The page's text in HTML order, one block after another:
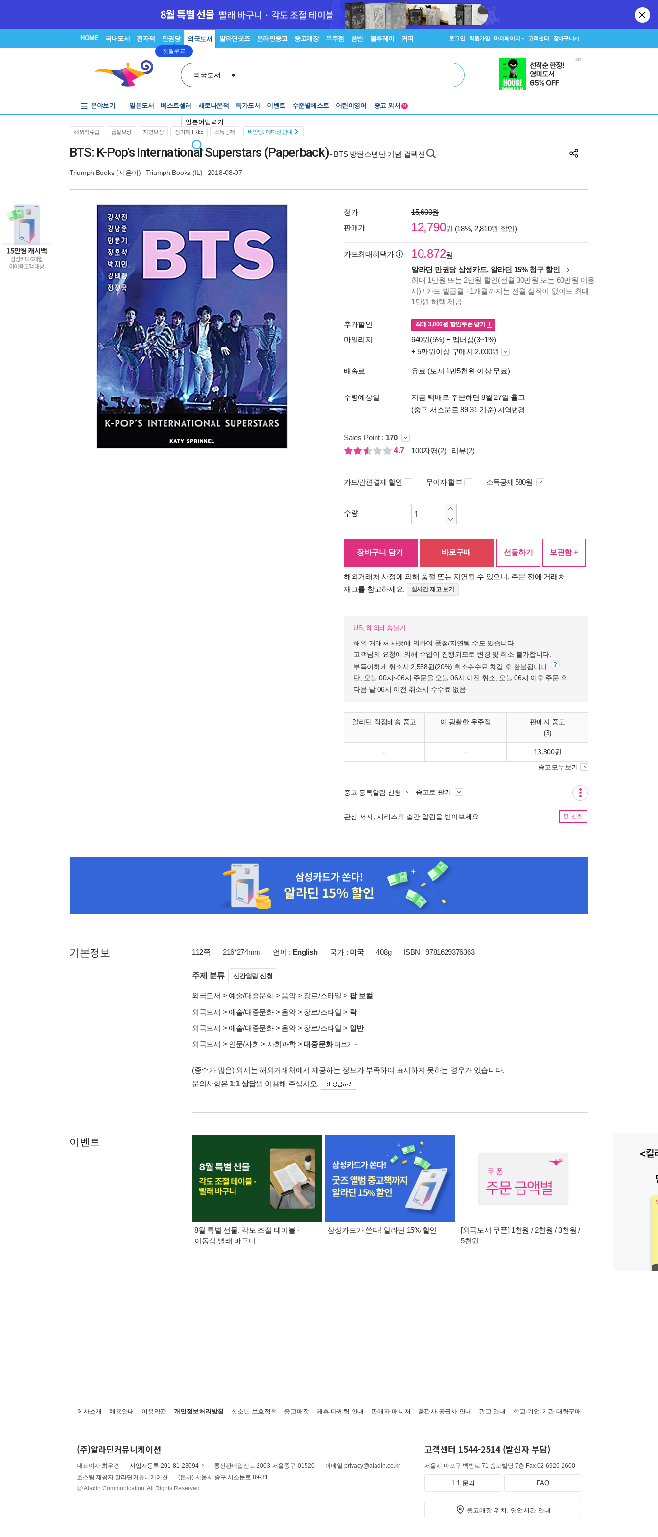
HOME 국내도서 전자책 만권당
첫달무료
외국도서 알라딘굿즈 온라인중고 중고매장 우주점 음반 블루레이 커피 로그인 회원가입 마이페이지 고객센터 장바구니(0)
외국도서
일본어입력기
분야보기 일본도서 베스트셀러 새로나온책 특가도서 이벤트
수준별베스트
수준별베스트
어린이영어
중고 외서
N
해외직수입 품절보상 지연보상 정가제 FREE 소득공제 바인딩, 에디션 안내
BTS: K-Pop's International Superstars (Paperback)- BTS 방탄소년단 기념 컬렉션
Triumph Books(지은이) Triumph Books (IL) 2018-08-07
정가
15,600원
판매가
12,790원 (18%, 2,810원 할인)
카드최대혜택가 10,872원
알라딘 만권당 삼성카드, 알라딘 15% 청구 할인
최대 1만원 또는 2만원 할인(전월 30만원 또는 60만원 이용
시) / 카드 발급월 +1개월까지는 전월 실적이 없어도 최대
1만원 혜택 제공
추가할인 최대3,000원 할인쿠폰 받기
마일리지 640원(5%) + 멤버십(3~1%)
+ 5만원이상 구매시 2,000원
배송료 유료 (도서 1만5천원 이상 무료)
수령예상일
지금 택배로 주문하면 8월 27일 출고
(중구 서소문로 89-31 기준) 지역변경
Sales Point : 170
4.7
100자평(2) 리뷰(2)
카드/간편결제 할인 무이자 할부 소득공제 580원
수량
장바구니 담기 바로구매 선물하기 보관함 +
해외거래처 사정에 의해 품절 또는 지연될 수 있으니, 주문 전에 거래처
재고를 참고하세요.
실시간 재고 보기
US, 해외배송불가
해외 거래처 사정에 의하여 품절/지연될 수도 있습니다.
고객님의 요청에 의해 수입이 진행되므로 변경 및 취소 불가합니다.
부득이하게 취소시 2,558원(20%) 취소수수료 차감 후 환불됩니다.
단, 오늘 00시~06시 주문을 오늘 06시 이전 취소, 오늘 06시 이후 주문 후
다음 날 06시 이전 취소시 수수료 없음
알라딘 직접배송 중고 이 광활한 우주점
판매자 중고
(3)
- - 13,300원
중고모두보기
중고 등록알림 신청 중고로 팔기
관심 저자, 시리즈의 출간 알림을 받아보세요 신청
기본정보 112쪽 216*274mm 언어 : English 국가 : 미국 408g ISBN : 9781629376363
주제 분류 신간알림 신청
외국도서 > 예술/대중문화> 음악> 장르/스타일 > 팝 보컬
외국도서 > 예술/대중문화> 음악> 장르/스타일 > 락
외국도서 > 예술/대중문화> 음악> 장르/스타일 > 일반
외국도서 > 인문/사회 > 사회과학>대중문화 더보기
(종수가 많은) 외서는 해외거래처에서 제공하는 정보가 부족하여 표시하지 못하는 경우가 있습니다.
문의사항은 1:1 상담을 이용해 주십시오.
이벤트
8월 특별 선물. 각도 조절 테이블 ·
이동식 빨래 바구니
삼성카드가 쏜다! 알라딘 15% 할인
[외국도서 쿠폰] 1천원 / 2천원 / 3천원 /
5천원
회사소개 채용안내 이용약관 개인정보처리방침 청소년 보호정책 중고매장 제휴·마케팅 안내 판매자 매니저 출판사·공급사 안내 광고 안내 학교·기업·기관 대량구매
(주)알라딘커뮤니케이션
대표이사 최우경 사업자등록 201-81-23094 통신판매업신고 2003-서울중구-01520
이메일 privacy@aladin.co.kr
호스팅 제공자 알라딘커뮤니케이션
(본사) 서울시 중구 서소문로 89-31
ⓒ Aladin Communication. All Rights Reserved.
고객센터 1544-2514 (발신자 부담)
서울시 마포구 백범로 71 숨도빌딩 7층 Fax 02-6926-2600
1:1 문의 FAQ
중고매장 위치, 영업시간 안내